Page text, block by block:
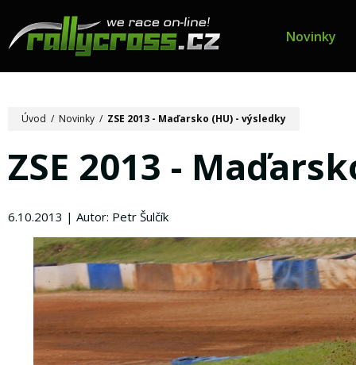
Novinky
Úvod / Novinky / ZSE 2013 - Maďarsko (HU) - výsledky
ZSE 2013 -
6.10.2013 | Autor: Petr Šulčík